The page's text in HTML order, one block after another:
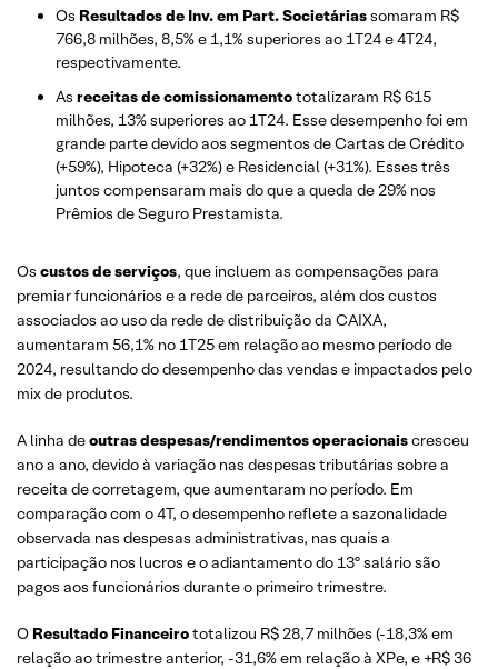
Os Resultados de Inv. em Part. Societáriassomaram R$
766,8 milhões, 8,5% e 1,1% superiores ao 1T24 e 4T24,
respectivamente.
As receitas de comissionamentototalizaram R$ 615
milhões, 13% superiores ao 1T24. Esse desempenho foi em
grande parte devido aos segmentos de Cartas de Crédito
(+59%), Hipoteca (+32%) e Residencial (+31%). Esses três
juntos compensaram mais do que a queda de 29% nos
Prêmios de Seguro Prestamista.
Os custos de serviços, que incluem as compensações para
premiar funcionários e a rede de parceiros, além dos custos
associados ao uso da rede de distribuição da CAIXA,
aumentaram 56,1% no 1T25 em relação ao mesmo período de
2024, resultando do desempenho das vendas e impactados pelo
mix de produtos.
A linha deoutras despesas/rendimentos operacionaiscresceu
ano a ano, devido à variação nas despesas tributárias sobre a
receita de corretagem, que aumentaram no período. Em
comparação com o 4T, o desempenho reflete a sazonalidade
observada nas despesas administrativas, nas quais a
participação nos lucros e o adiantamento do 13º salário são
pagos aos funcionários durante o primeiro trimestre.
O Resultado Financeirototalizou R$ 28,7 milhões (-18,3% em
relação ao trimestre anterior, -31,6% em relação à XPe, e +R$ 36